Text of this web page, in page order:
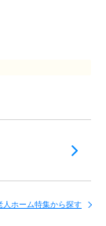
ホーム特集から探す